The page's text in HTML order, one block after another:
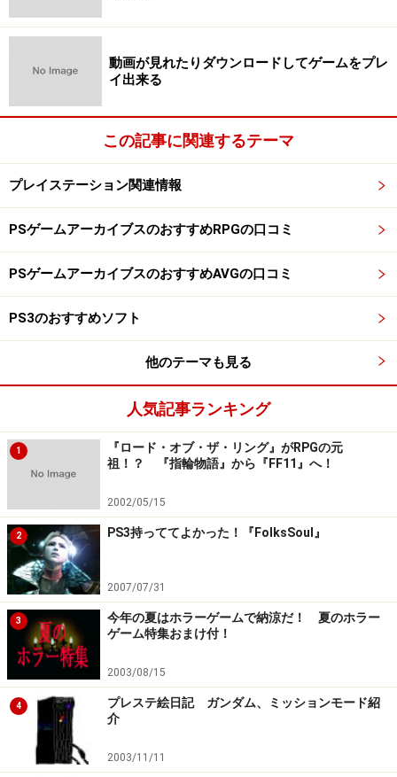
動画が見れたりダウンロードしてゲームをプレ
イ出来る
この記事に関連するテーマ
プレイステーション関連情報
PSゲームアーカイブスのおすすめRPGの口コミ
PSゲームアーカイブスのおすすめAVGの口コミ
PS3のおすすめソフト
他のテーマも見る
人気記事ランキング
1
『ロード・オブ・ザ・リング』がRPGの元
祖！？ 『指輪物語』から『FF11』へ！
2002/05/15
2 PS3持っててよかった！『FolksSoul』
2007/07/31
3
今年の夏はホラーゲームで納涼だ！ 夏のホラー
ゲーム特集おまけ付！
2003/08/15
4
プレステ絵日記 ガンダム、ミッションモード紹
介
2003/11/11